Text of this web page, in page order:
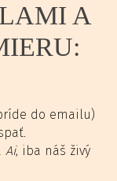
A
do emailu)
Ai, iba náš živý